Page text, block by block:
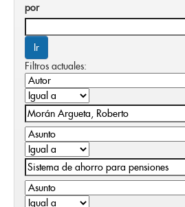
por
Filtros actuales: